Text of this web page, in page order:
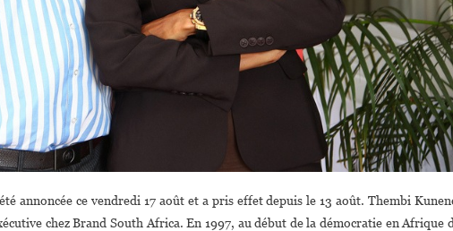
annoncée ce vendredi 17 août et a pris effet depuis le 13 août. Thembi
chez Brand South Africa. En 1997, au début de la démocratie en Afrique